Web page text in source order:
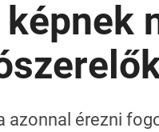
azonnal érezni